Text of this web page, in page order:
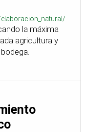
la máxima
agricultura y